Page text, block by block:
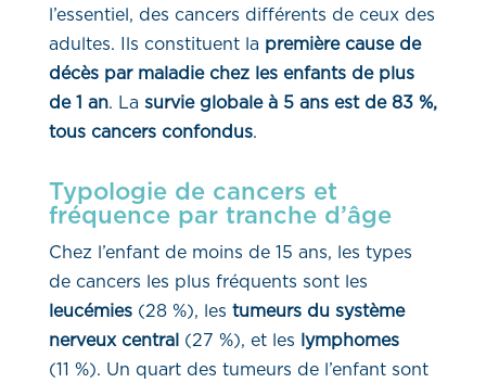
l’essentiel, des cancers différents de ceux des
adultes. Ils constituent la première cause de
décès par maladie chez les enfants de plus
de 1 an. La survie globale à 5 ans est de 83 %,
tous cancers confondus.
Typologie de cancers et
fréquence par tranche d’âge
Chez l’enfant de moins de 15 ans, les types
de cancers les plus fréquents sont les
leucémies(28 %), les tumeurs du système
nerveux central
(27 %), et les
lymphomes
(11 %). Un quart des tumeurs de l’enfant sont